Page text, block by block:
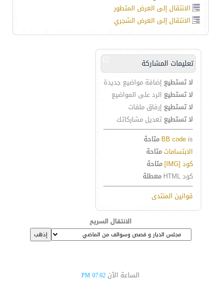
الانتقال إلى العرض المتطور
الانتقال إلى العرض الشجري
تعليمات المشاركة
لا تستطيع إضافة مواضيع جديدة
لا تستطيع الرد على المواضيع
لا تستطيع إرفاق ملفات
لا تستطيع تعديل مشاركاتك
BB code is
متاحة
الابتساماتمتاحة
كود [IMG]
متاحة
كود HTML
معطلة
قوانين المنتدى
الانتقال السريع
الساعة الآن 07:02 PM